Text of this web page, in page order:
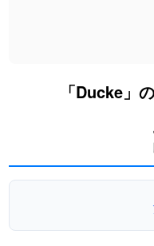
「Ducke」